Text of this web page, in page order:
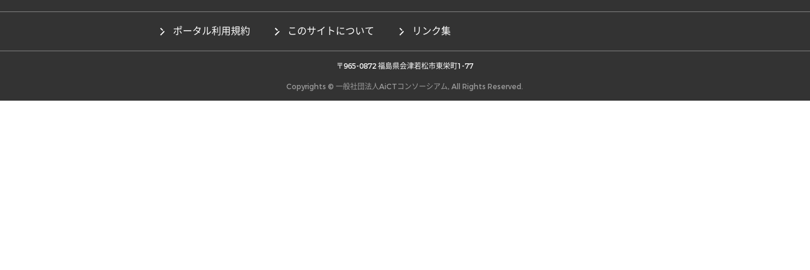
ポータル利用規約 このサイトについて リンク集
〒965-0872 福島県会津若松市東栄町1-77
Copyrights © 一般社団法人AiCTコンソーシアム, All Rights Reserved.